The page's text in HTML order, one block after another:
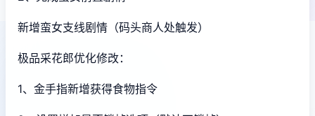
新增蛮女支线剧情（码头商人处触发）
极品采花郎优化修改：
1、金手指新增获得食物指令